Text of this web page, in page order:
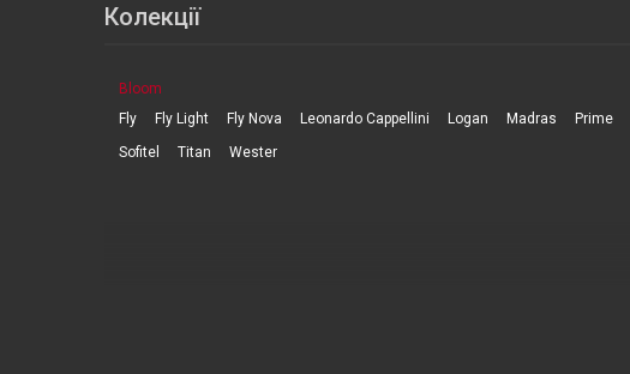
Колекції
Bloom
Fly
Fly Light Fly Nova Leonardo Cappellini Logan Madras Prime
Sofitel
Titan Wester